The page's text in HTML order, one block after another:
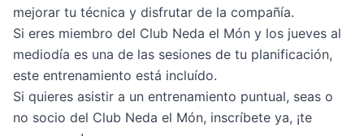
mejorar tu técnica y disfrutar de la compañía.
Si eres miembro del Club Neda el Món y los jueves al
mediodía es una de las sesiones de tu planificación,
este entrenamiento está incluído.
Si quieres asistir a un entrenamiento puntual, seas o
no socio del Club Neda el Món, inscríbete ya, ¡te